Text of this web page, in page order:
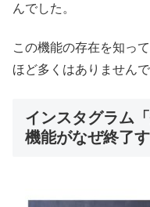
んでした。
この機能の存在を知っ
ほど多くはありませんで
インスタグラム
機能がなぜ終了